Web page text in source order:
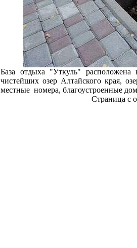
База отдыха "Уткуль"
чистейших озер Алтайского края,
местные номера, благоустроенные
Страница с